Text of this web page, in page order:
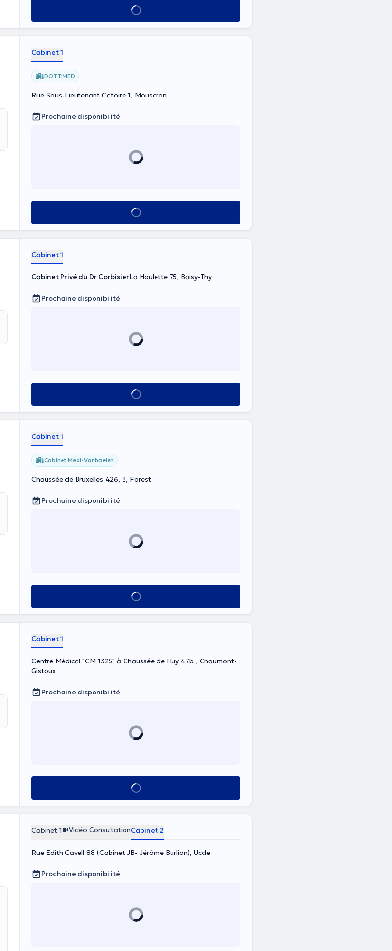
Voir tout
Cabinet 1
DOTTIMED
Rue Sous-Lieutenant Catoire 1, Mouscron
Prochaine disponibilité
Voir tout
Cabinet 1
Cabinet Privé du Dr CorbisierLa Houlette 75, Baisy-Thy
Prochaine disponibilité
Voir tout
Cabinet 1
Cabinet Medi-Vanhaelen
Chaussée de Bruxelles 426, 3, Forest
Prochaine disponibilité
Voir tout
Cabinet 1
Centre Médical "CM 1325" à Chaussée de Huy 47b , Chaumont-
Gistoux
Prochaine disponibilité
Voir tout
Cabinet 1 Vidéo ConsultationCabinet 2
Rue Edith Cavell 88 (Cabinet JB- Jérôme Burlion), Uccle
Prochaine disponibilité